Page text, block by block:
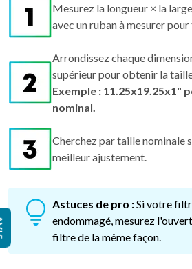
Mesurez la longueur × la
avec un ruban à mesurer
Arrondissez chaque
supérieur pour obtenir la
Exemple : 11.25x19.25x1"
nominal.
Cherchez par taille nominale
meilleur ajustement.
Astuces de pro :Si votre
endommagé, mesurez
filtre de la même façon.